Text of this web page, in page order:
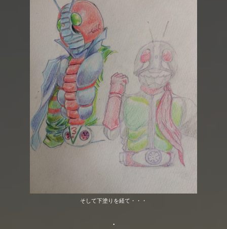
そして下塗りを経て・・・
・